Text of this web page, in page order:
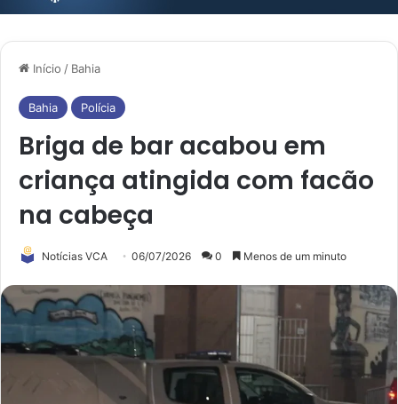
Início / Bahia
Bahia Polícia
Briga de bar acabou em
criança atingida com facão
na cabeça
Notícias VCA 06/07/2026 0 Menos de um minuto